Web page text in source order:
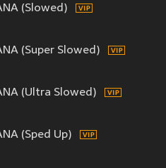
(Slowed)
(Super Slowed)
(Ultra Slowed)
(Sped Up)